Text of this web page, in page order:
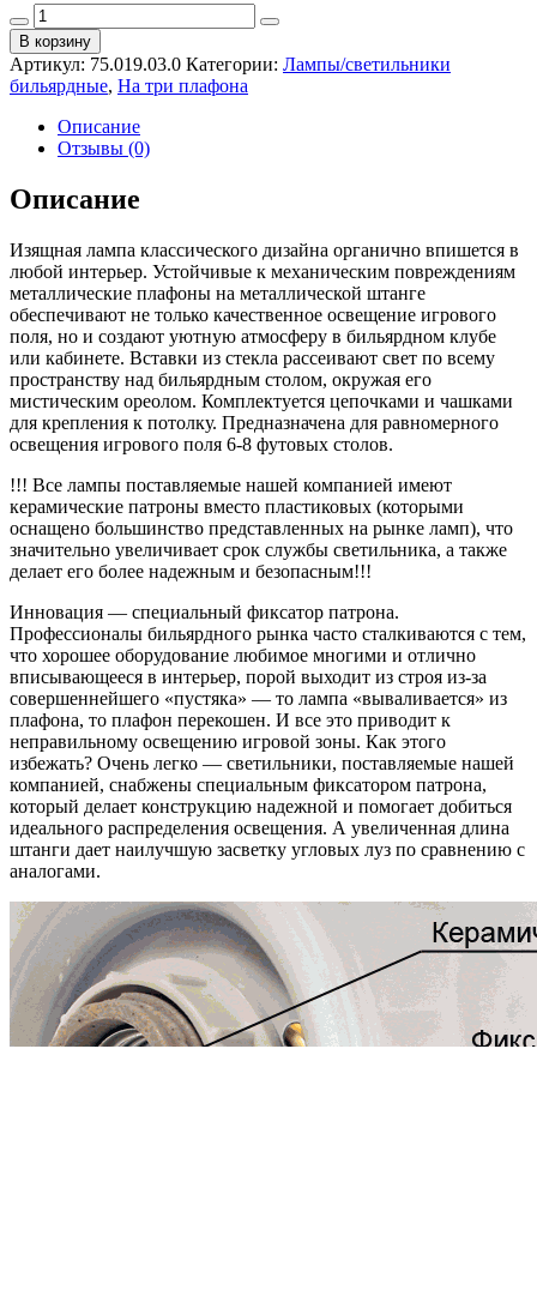
Лампа
на
три
плафона
«Crown»
(матово-
бронзовая
штанга,
бронзовый
D38см)
quantity
В корзину
Артикул: 75.019.03.0 Категории: Лампы/светильники
бильярдные, На три плафона
Описание
Отзывы (0)
Описание
Изящная лампа классического дизайна органично впишется в
любой интерьер. Устойчивые к механическим повреждениям
металлические плафоны на металлической штанге
обеспечивают не только качественное освещение игрового
поля, но и создают уютную атмосферу в бильярдном клубе
или кабинете. Вставки из стекла рассеивают свет по всему
пространству над бильярдным столом, окружая его
мистическим ореолом. Комплектуется цепочками и чашками
для крепления к потолку. Предназначена для равномерного
освещения игрового поля 6-8 футовых столов.
!!! Все лампы поставляемые нашей компанией имеют
керамические патроны вместо пластиковых (которыми
оснащено большинство представленных на рынке ламп), что
значительно увеличивает срок службы светильника, а также
делает его более надежным и безопасным!!!
Инновация — специальный фиксатор патрона.
Профессионалы бильярдного рынка часто сталкиваются с тем,
что хорошее оборудование любимое многими и отлично
вписывающееся в интерьер, порой выходит из строя из-за
совершеннейшего «пустяка» — то лампа «вываливается» из
плафона, то плафон перекошен. И все это приводит к
неправильному освещению игровой зоны. Как этого
избежать? Очень легко — светильники, поставляемые нашей
компанией, снабжены специальным фиксатором патрона,
который делает конструкцию надежной и помогает добиться
идеального распределения освещения. А увеличенная длина
штанги дает наилучшую засветку угловых луз по сравнению с
аналогами.